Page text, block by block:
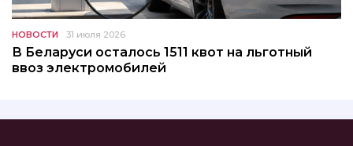
НОВОСТИ 31 июля 2026
В Беларуси осталось 1511 квот на льготный
ввоз электромобилей